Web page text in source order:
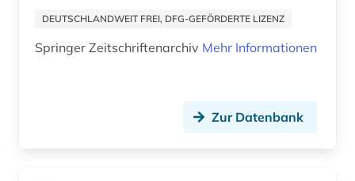
DEUTSCHLANDWEIT FREI, DFG-GEFÖRDERTE LIZENZ
Springer Zeitschriftenarchiv Mehr Informationen
Zur Datenbank